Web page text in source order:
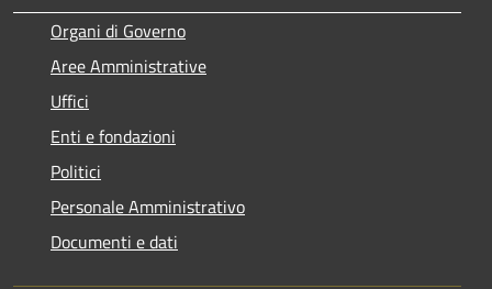
Organi di Governo
Aree Amministrative
Uffici
Enti e fondazioni
Politici
Personale Amministrativo
Documenti e dati